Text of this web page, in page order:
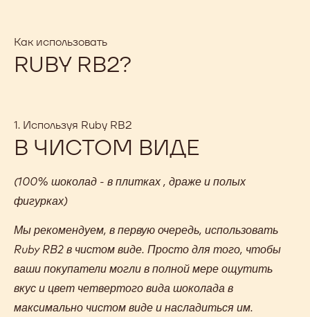
o
m
/
3
0
5
3
?
s
h
a
r
e
Как использовать
RUBY RB2?
1. Используя Ruby RB2
В ЧИСТОМ ВИДЕ
(100% шоколад - в плитках , драже и полых
фигурках)
Мы рекомендуем, в первую очередь, использовать
Ruby RB2 в чистом виде. Просто для того, чтобы
ваши покупатели могли в полной мере ощутить
вкус и цвет четвертого вида шоколада в
максимально чистом виде и насладиться им.